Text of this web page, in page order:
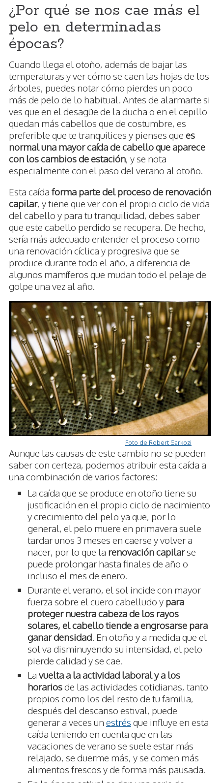
¿Por qué se nos cae más el
pelo en determinadas
épocas?
Cuando llega el otoño, además de bajar las
temperaturas y ver cómo se caen las hojas de los
árboles, puedes notar cómo pierdes un poco
más de pelo de lo habitual. Antes de alarmarte si
ves que en el desagüe de la ducha o en el cepillo
quedan más cabellos que de costumbre, es
preferible que te tranquilices y pienses que es
normal una mayor caída de cabello que aparece
con los cambios de estación, y se nota
especialmente con el paso del verano al otoño.
Esta caída forma parte del proceso de renovación
capilar, y tiene que ver con el propio ciclo de vida
del cabello y para tu tranquilidad, debes saber
que este cabello perdido se recupera. De hecho,
sería más adecuado entender el proceso como
una renovación cíclica y progresiva que se
produce durante todo el año, a diferencia de
algunos mamíferos que mudan todo el pelaje de
golpe una vez al año.
Foto de Robert Sarkozi
Aunque las causas de este cambio no se pueden
saber con certeza, podemos atribuir esta caída a
una combinación de varios factores:
La caída que se produce en otoño tiene su
justificación en el propio ciclo de nacimiento
y crecimiento del pelo ya que, por lo
general, el pelo muere en primavera suele
tardar unos 3 meses en caerse y volver a
nacer, por lo que la renovación capilarse
puede prolongar hasta finales de año o
incluso el mes de enero.
Durante el verano, el sol incide con mayor
fuerza sobre el cuero cabelludo y para
proteger nuestra cabeza de los rayos
solares, el cabello tiende a engrosarse para
ganar densidad. En otoño y a medida que el
sol va disminuyendo su intensidad, el pelo
pierde calidad y se cae.
La vuelta a la actividad laboral y a los
horariosde las actividades cotidianas, tanto
propios como los del resto de tu familia,
después del descanso estival, puede
generar a veces un estrés que influye en esta
caída teniendo en cuenta que en las
vacaciones de verano se suele estar más
relajado, se duerme más, y se comen más
alimentos frescos y de forma más pausada.